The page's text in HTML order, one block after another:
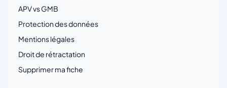
APV vs GMB
Protection des données
Mentions légales
Droit de rétractation
Supprimer ma fiche